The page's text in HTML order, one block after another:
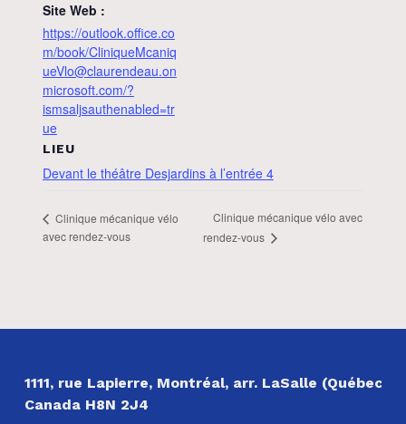
Site Web :
https://outlook.office.co
m/book/CliniqueMcaniq
ueVlo@claurendeau.on
microsoft.com/?
ismsaljsauthenabled=tr
ue
LIEU
Devant le théâtre Desjardins à l’entrée 4
Clinique mécanique vélo
avec rendez-vous
Clinique mécanique vélo avec
rendez-vous
1111, rue Lapierre, Montréal, arr. LaSalle (Québec)
Canada H8N 2J4